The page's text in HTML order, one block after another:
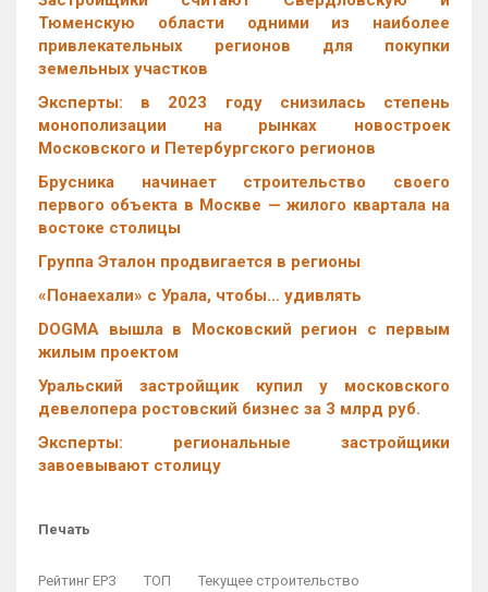
Тюменскую области одними из наиболее
привлекательных регионов для покупки
земельных участков
Эксперты: в 2023 году снизилась степень
монополизации на рынках новостроек
Московского и Петербургского регионов
Брусника начинает строительство своего
первого объекта в Москве — жилого квартала на
востоке столицы
Группа Эталон продвигается в регионы
«Понаехали» с Урала, чтобы… удивлять
DOGMA вышла в Московский регион с первым
жилым проектом
Уральский застройщик купил у московского
девелопера ростовский бизнес за 3 млрд руб.
Эксперты: региональные застройщики
завоевывают столицу
Печать
Рейтинг ЕРЗ ТОП
Текущее строительство